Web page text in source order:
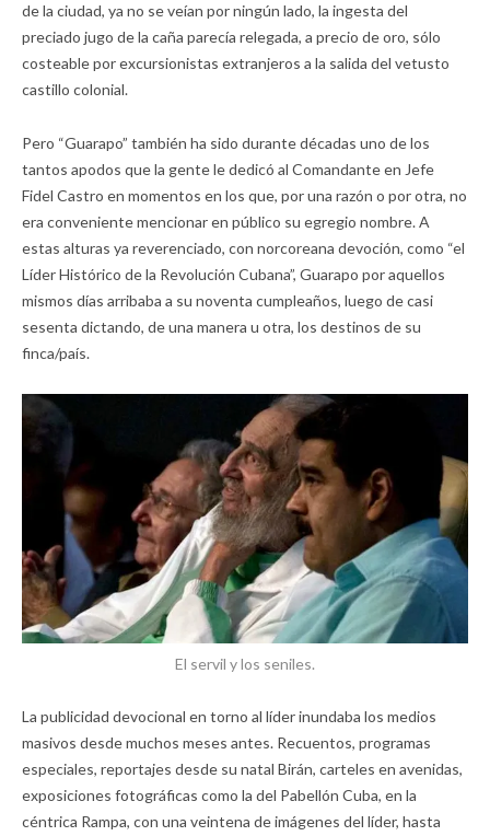
de la ciudad, ya no se veían por ningún lado, la ingesta del
preciado jugo de la caña parecía relegada, a precio de oro, sólo
costeable por excursionistas extranjeros a la salida del vetusto
castillo colonial.
Pero “Guarapo” también ha sido durante décadas uno de los
tantos apodos que la gente le dedicó al Comandante en Jefe
Fidel Castro en momentos en los que, por una razón o por otra, no
era conveniente mencionar en público su egregio nombre. A
estas alturas ya reverenciado, con norcoreana devoción, como “el
Líder Histórico de la Revolución Cubana”, Guarapo por aquellos
mismos días arribaba a su noventa cumpleaños, luego de casi
sesenta dictando, de una manera u otra, los destinos de su
finca/país.
El servil y los seniles.
La publicidad devocional en torno al líder inundaba los medios
masivos desde muchos meses antes. Recuentos, programas
especiales, reportajes desde su natal Birán, carteles en avenidas,
exposiciones fotográficas como la del Pabellón Cuba, en la
céntrica Rampa, con una veintena de imágenes del líder, hasta